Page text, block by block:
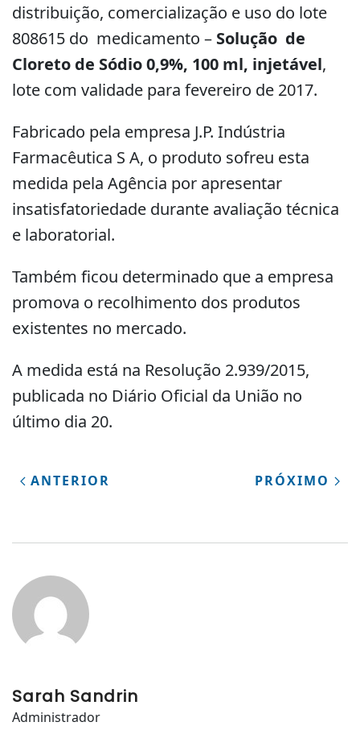
distribuição, comercialização e uso do lote
808615 do medicamento – Solução de
Cloreto de Sódio 0,9%, 100 ml, injetável,
lote com validade para fevereiro de 2017.
Fabricado pela empresa J.P. Indústria
Farmacêutica S A, o produto sofreu esta
medida pela Agência por apresentar
insatisfatoriedade durante avaliação técnica
e laboratorial.
Também ficou determinado que a empresa
promova o recolhimento dos produtos
existentes no mercado.
A medida está na Resolução 2.939/2015,
publicada no Diário Oficial da União no
último dia 20.
ANTERIOR PRÓXIMO
Sarah Sandrin
Administrador